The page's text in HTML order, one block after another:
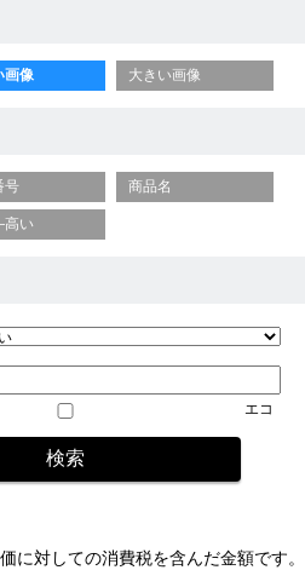
画像 大きい画像
号 商品名
い
エコ
に対しての消費税を含んだ金額です。